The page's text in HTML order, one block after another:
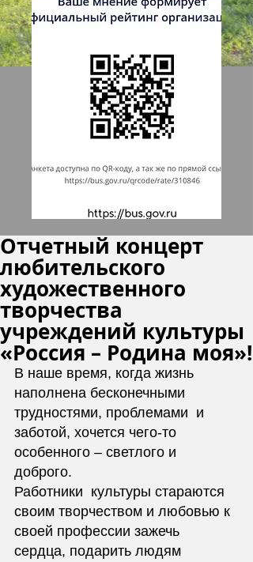
Отчетный концерт
любительского
художественного
творчества
учреждений культуры
«Россия – Родина моя»!
В наше время, когда жизнь
наполнена бесконечными
трудностями, проблемами  и
заботой, хочется чего-то
особенного – светлого и
доброго.
Работники  культуры стараются
своим творчеством и любовью к
своей профессии зажечь
сердца, подарить людям